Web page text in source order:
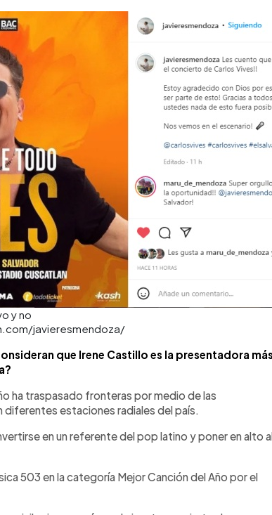
y no
javieresmendoza/
que Irene Castillo es la presentadora más
ha traspasado fronteras por medio de las
estaciones radiales del país.
en un referente del pop latino y poner en alto
503 en la categoría Mejor Canción del Año por el